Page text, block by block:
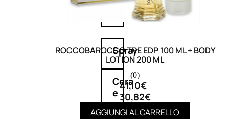
cristalli
Spray
Cera
e
crema
ROCCOBAROCCO TRE EDP 100 ML + BODY
LOTION 200 ML
(0)
41,10€
30,82€
AGGIUNGI AL CARRELLO